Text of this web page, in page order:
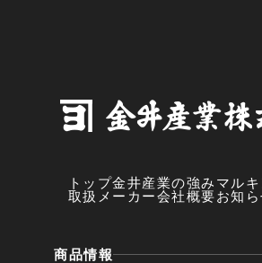
トップ金井産業の強み マル
取扱メーカー会社概要お知
商品情報